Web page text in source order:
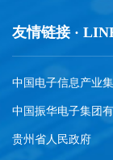
友情链接 ·
中国电子信息产业
中国振华电子集团
贵州省人民政府